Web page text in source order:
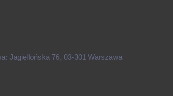
Jagiellońska 76, 03-301 Warszawa